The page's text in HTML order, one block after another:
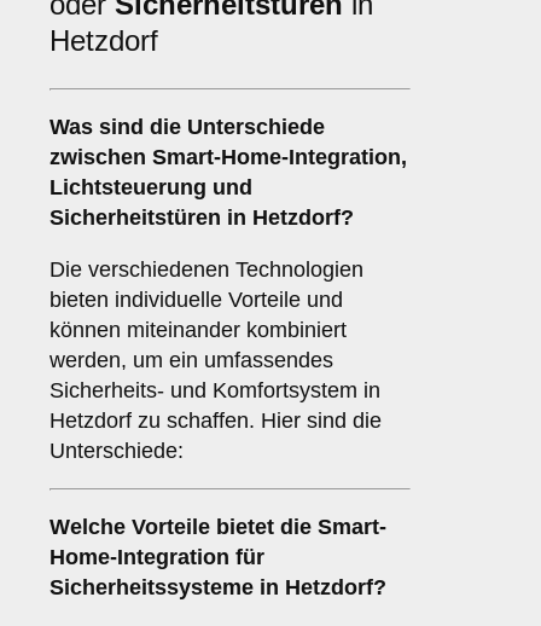
Hetzdorf
Was sind die Unterschiede
zwischen Smart-Home-Integration,
Lichtsteuerung und
Sicherheitstüren in Hetzdorf?
Die verschiedenen Technologien
bieten individuelle Vorteile und
können miteinander kombiniert
werden, um ein umfassendes
Sicherheits- und Komfortsystem in
Hetzdorf zu schaffen. Hier sind die
Unterschiede:
Welche Vorteile bietet die Smart-
Home-Integration für
Sicherheitssysteme in Hetzdorf?